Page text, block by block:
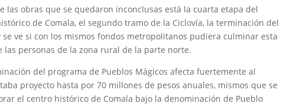
las obras que se quedaron inconclusas está la cuarta etapa del
de Comala, el segundo tramo de la Ciclovía, la terminación del
ve si con los mismos fondos metropolitanos pudiera culminar esta
personas de la zona rural de la parte norte.
del programa de Pueblos Mágicos afecta fuertemente al
proyecto hasta por 70 millones de pesos anuales, mismos que se
el centro histórico de Comala bajo la denominación de Pueblo